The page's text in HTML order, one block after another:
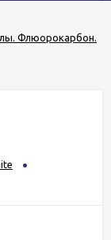
Флюорокарбон.